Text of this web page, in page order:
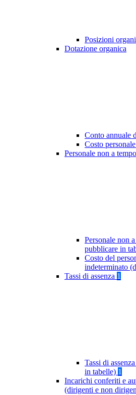
Posizioni
Dotazione organica
Conto annuale
Costo
Personale non a
Personale non
pubblicare in
Costo del
indeterminato
Tassi di assenza 1
Tassi di
in tabelle) 1
Incarichi conferiti e
(dirigenti e non